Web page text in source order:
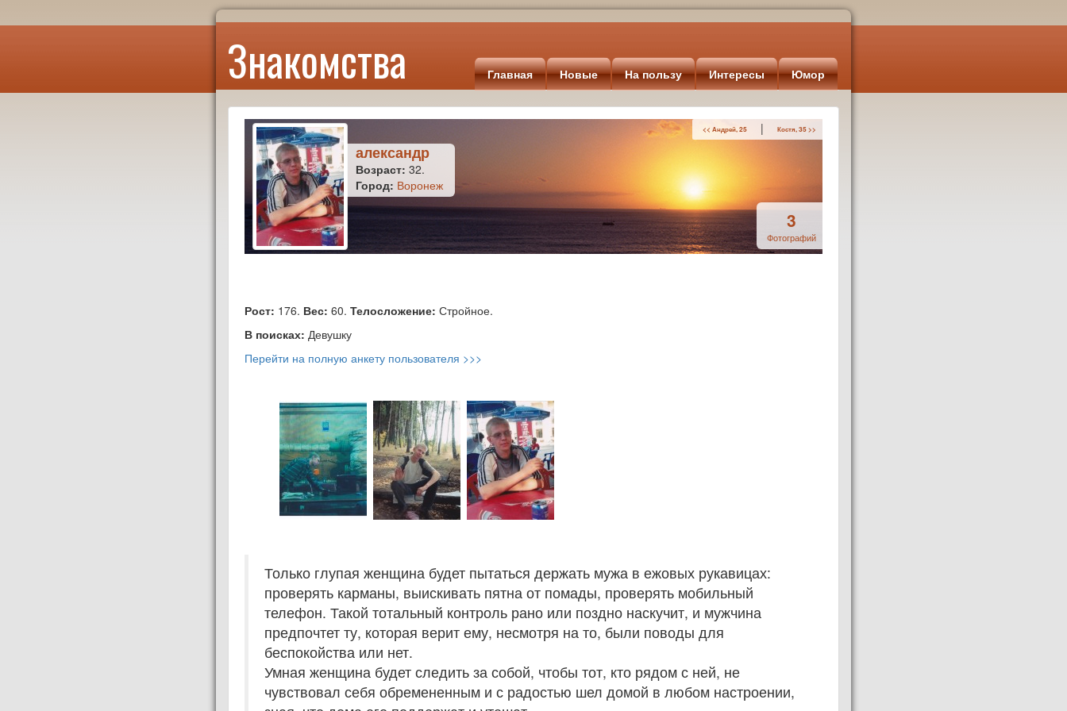
Знакомства Главная Новые На пользу Интересы Юмор
александр
Возраст: 32.
Город: Воронеж
<< Андрей, 25 | Костя, 35 >>
3
Фотографий
Рост: 176. Вес: 60. Телосложение: Стройное.
В поисках: Девушку
Перейти на полную анкету пользователя >>>
Только глупая женщина будет пытаться держать мужа в ежовых рукавицах:
проверять карманы, выискивать пятна от помады, проверять мобильный
телефон. Такой тотальный контроль рано или поздно наскучит, и мужчина
предпочтет ту, которая верит ему, несмотря на то, были поводы для
беспокойства или нет.
Умная женщина будет следить за собой, чтобы тот, кто рядом с ней, не
чувствовал себя обремененным и с радостью шел домой в любом настроении,